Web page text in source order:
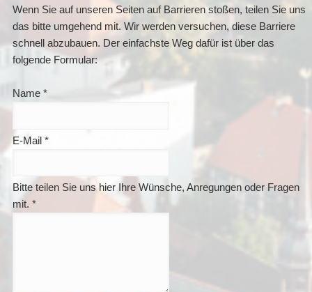
Wenn Sie auf unseren Seiten auf Barrieren stoßen, teilen Sie uns
das bitte umgehend mit. Wir werden versuchen, diese Barriere
schnell abzubauen. Der einfachste Weg dafür ist über das
folgende Formular:
Name *
E-Mail *
Bitte teilen Sie uns hier Ihre Wünsche, Anregungen oder Fragen
mit. *